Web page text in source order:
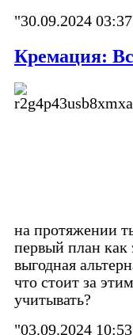
"30.09.2024
Кремация:
на протяжении
первый план как
выгодная
что стоит за
учитывать?
"03.09.2024